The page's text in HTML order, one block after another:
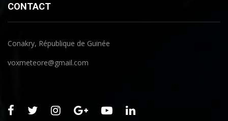
CONTACT
Conakry, République de Guinée
voxmeteore@gmail.com